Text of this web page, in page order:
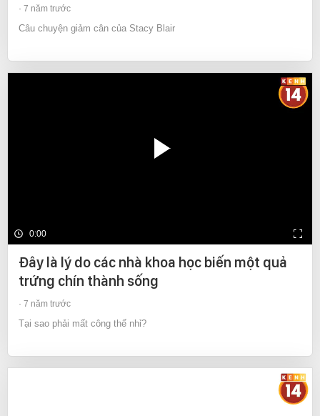
7 năm trước
Câu chuyện giảm cân của Stacy Blair
0:00
Đây là lý do các nhà khoa học biến một quả
trứng chín thành sống
7 năm trước
Tại sao phải mất công thế nhỉ?